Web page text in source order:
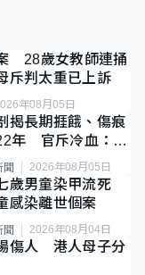
28歲女教師連捅
斥判太重已上訴
年08月05日
揭長期捱餓、傷痕
年 官斥冷血：同
聞 2026年08月05日
歲男童染甲流死
感染離世個案
聞 2026年08月04日
傷人 港人母子分